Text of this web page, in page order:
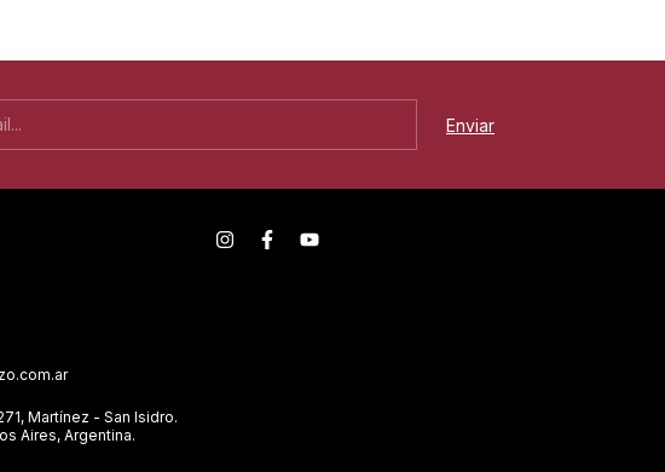
Martínez - San Isidro.
Aires, Argentina.